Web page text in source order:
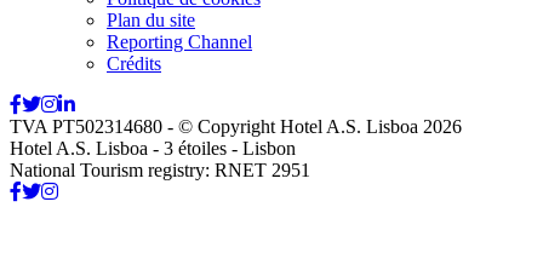
Plan du site
Reporting Channel
Crédits
TVA PT502314680 - © Copyright Hotel A.S. Lisboa 2026
Hotel A.S. Lisboa - 3 étoiles - Lisbon
National Tourism registry: RNET 2951